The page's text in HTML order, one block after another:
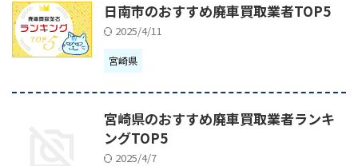
日南市のおすすめ廃車買取業者TOP5
2025/4/11
宮崎県
宮崎県のおすすめ廃車買取業者ランキ
ングTOP5
2025/4/7